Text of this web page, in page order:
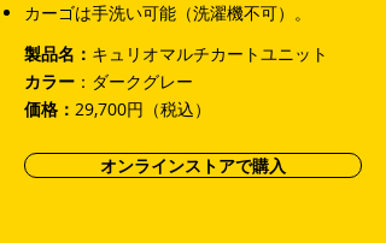
カーゴは手洗い可能（洗濯機不可）。
製品名： キュリオマルチカートユニット
カラー ：ダークグレー
価格： 29,700円（税込）
オンラインストアで購入